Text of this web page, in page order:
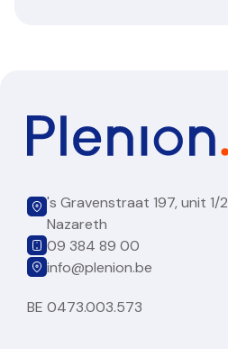
's Gravenstraat 197, unit 1/2
Nazareth
09 384 89 00
info@plenion.be
BE 0473.003.573